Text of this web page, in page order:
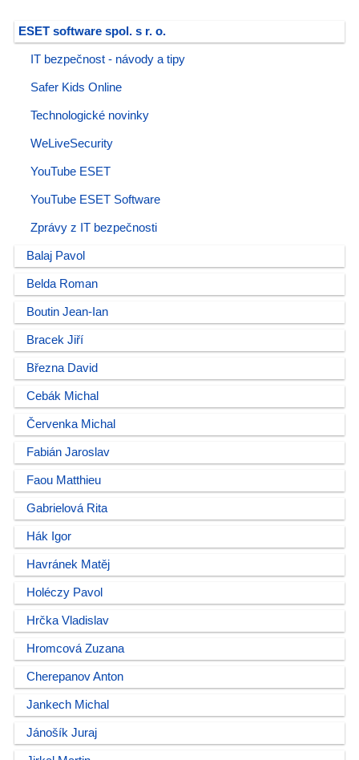
ESET software spol. s r. o.
IT bezpečnost - návody a tipy
Safer Kids Online
Technologické novinky
WeLiveSecurity
YouTube ESET
YouTube ESET Software
Zprávy z IT bezpečnosti
Balaj Pavol
Belda Roman
Boutin Jean-Ian
Bracek Jiří
Března David
Cebák Michal
Červenka Michal
Fabián Jaroslav
Faou Matthieu
Gabrielová Rita
Hák Igor
Havránek Matěj
Holéczy Pavol
Hrčka Vladislav
Hromcová Zuzana
Cherepanov Anton
Jankech Michal
Jánošík Juraj